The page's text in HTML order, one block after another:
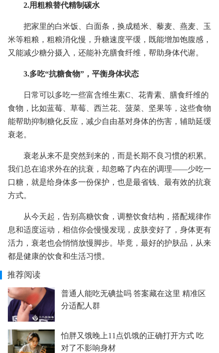
2.用粗粮替代精制碳水
把家里的白米饭、白面条，换成糙米、藜麦、燕麦、玉
米等粗粮，粗粮消化慢，升糖速度平缓，既能增加饱腹感，
又能减少糖分摄入，还能补充膳食纤维，帮助身体代谢。
3.多吃“抗糖食物”，平衡身体状态
日常可以多吃一些富含维生素C、花青素、膳食纤维的
食物，比如蓝莓、草莓、西兰花、菠菜、坚果等，这些食物
能帮助抑制糖化反应，减少自由基对身体的伤害，辅助延缓
衰老。
衰老从来不是突然到来的，而是长期不良习惯的积累。
我们总在追求外在的抗衰，却忽略了内在的调理——少吃一
口糖，就是给身体多一份保护，也是最省钱、最有效的抗衰
方式。
从今天起，告别高糖饮食，调整饮食结构，搭配规律作
息和适度运动，相信你会慢慢发现，皮肤变好了，身体更有
活力，衰老也会悄悄放慢脚步。毕竟，最好的护肤品，从来
都是健康的饮食和生活习惯。
推荐阅读
普通人能吃无碘盐吗 答案藏在这里 精准区
分适配人群
怕胖又饿晚上11点饥饿的正确打开方式 吃
对了不影响身材